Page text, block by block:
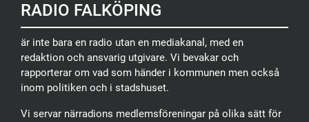
RADIO FALKÖPING
är inte bara en radio utan en mediakanal, med en
redaktion och ansvarig utgivare. Vi bevakar och
rapporterar om vad som händer i kommunen men också
inom politiken och i stadshuset.
Vi servar närradions medlemsföreningar på olika sätt för